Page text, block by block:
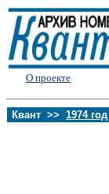
О проекте
Квант >> 1974 год